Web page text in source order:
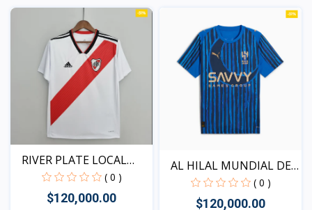
Vista
RIVER PLATE LOCAL
RETRO...
( 0 )
$120,000.00
AL HILAL MUNDIAL DE
CLU...
( 0 )
$120,000.00